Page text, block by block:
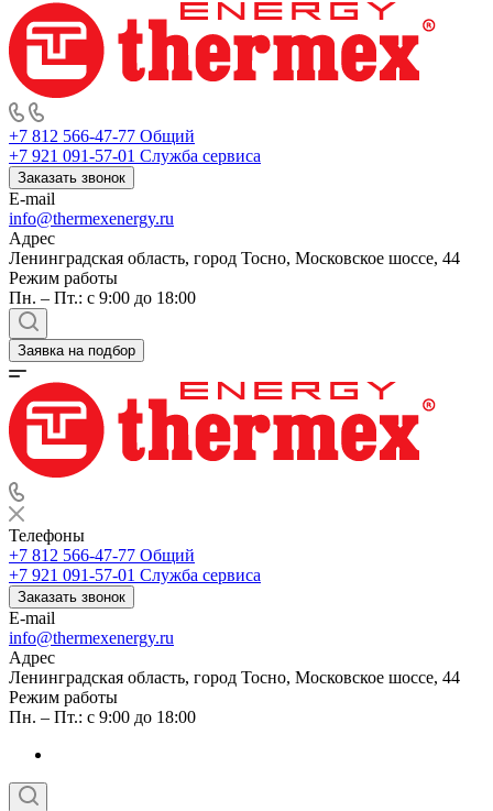
+7 812 566-47-77 Общий
+7 921 091-57-01 Служба сервиса
Заказать звонок
E-mail
info@thermexenergy.ru
Адрес
Ленинградская область, город Тосно, Московское шоссе, 44
Режим работы
Пн. – Пт.: с 9:00 до 18:00
Заявка на подбор
Телефоны
+7 812 566-47-77 Общий
+7 921 091-57-01 Служба сервиса
Заказать звонок
E-mail
info@thermexenergy.ru
Адрес
Ленинградская область, город Тосно, Московское шоссе, 44
Режим работы
Пн. – Пт.: с 9:00 до 18:00